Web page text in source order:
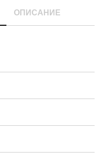
ОПИСАНИЕ